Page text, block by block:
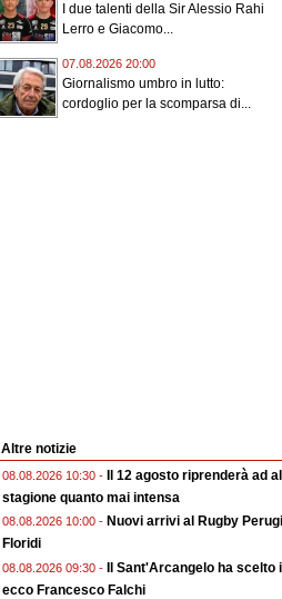
I due talenti della Sir Alessio Rahi
Lerro e Giacomo...
07.08.2026 20:00
Giornalismo umbro in lutto:
cordoglio per la scomparsa di...
Altre notizie
08.08.2026 10:30 -
Il 12 agosto riprenderà ad
stagione quanto mai intensa
08.08.2026 10:00 - Nuovi arrivi al Rugby
Floridi
08.08.2026 09:30 - Il Sant'Arcangelo ha scelto
ecco Francesco Falchi